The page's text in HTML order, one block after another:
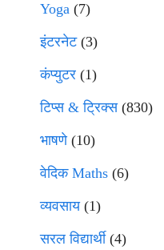
Yoga (7)
इंटरनेट(3)
कंप्युटर (1)
टिप्स & ट्रिक्स(830)
भाषणे(10)
वेदिक Maths (6)
व्यवसाय(1)
सरल विद्यार्थी(4)